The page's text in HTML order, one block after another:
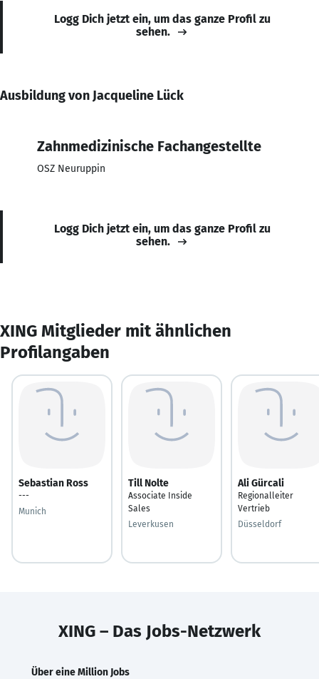
Logg Dich jetzt ein, um das ganze Profil zu
sehen.
Ausbildung von Jacqueline Lück
Zahnmedizinische Fachangestellte
OSZ Neuruppin
Logg Dich jetzt ein, um das ganze Profil zu
sehen.
XING Mitglieder mit ähnlichen
Profilangaben
Sebastian Ross
---
Munich
Till Nolte
Associate Inside
Sales
Leverkusen
Ali Gürcali
Regionalleiter
Vertrieb
Düsseldorf
XING – Das Jobs-Netzwerk
Über eine Million Jobs